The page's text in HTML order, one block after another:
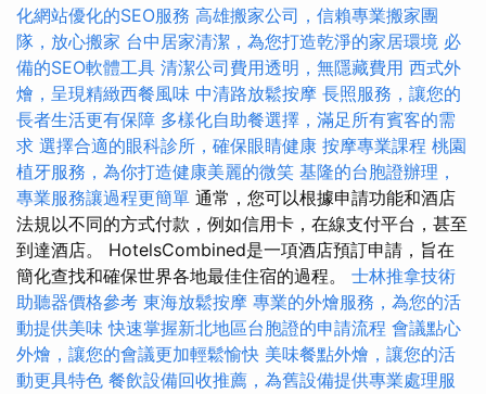
化網站優化的SEO服務 高雄搬家公司，信賴專業搬家團
隊，放心搬家 台中居家清潔，為您打造乾淨的家居環境 必
備的SEO軟體工具 清潔公司費用透明，無隱藏費用 西式外
燴，呈現精緻西餐風味 中清路放鬆按摩 長照服務，讓您的
長者生活更有保障 多樣化自助餐選擇，滿足所有賓客的需
求 選擇合適的眼科診所，確保眼睛健康 按摩專業課程 桃園
植牙服務，為你打造健康美麗的微笑 基隆的台胞證辦理，
專業服務讓過程更簡單 通常，您可以根據申請功能和酒店
法規以不同的方式付款，例如信用卡，在線支付平台，甚至
到達酒店。 HotelsCombined是一項酒店預訂申請，旨在
簡化查找和確保世界各地最佳住宿的過程。 士林推拿技術
助聽器價格參考 東海放鬆按摩 專業的外燴服務，為您的活
動提供美味 快速掌握新北地區台胞證的申請流程 會議點心
外燴，讓您的會議更加輕鬆愉快 美味餐點外燴，讓您的活
動更具特色 餐飲設備回收推薦，為舊設備提供專業處理服